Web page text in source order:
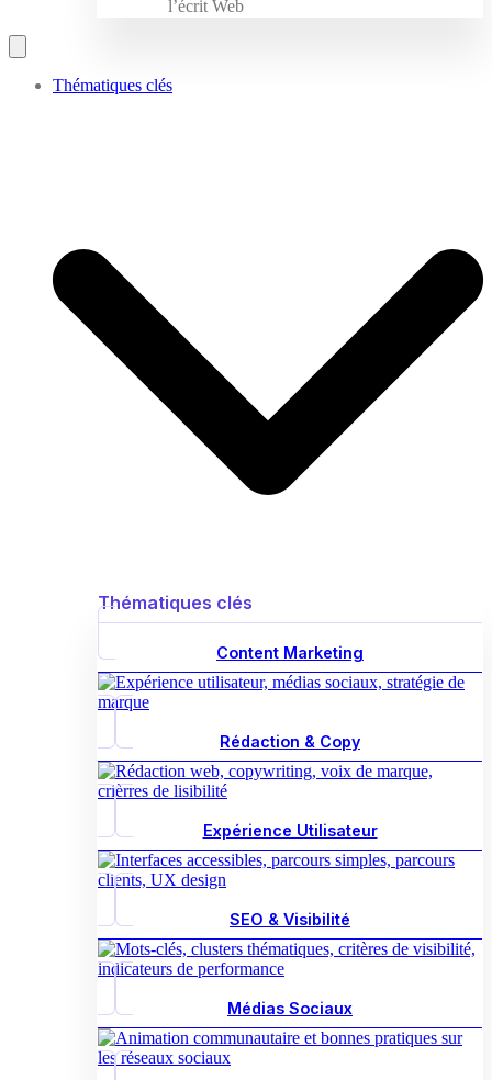
Thématiques clés
Thématiques clés
Content Marketing
Rédaction & Copy
Expérience Utilisateur
SEO & Visibilité
Médias Sociaux